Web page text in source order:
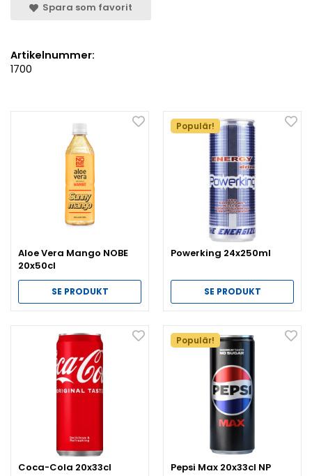
Spara som favorit
Artikelnummer:
1700
Aloe Vera Mango NOBE
20x50cl
SE PRODUKT
Populär!
Powerking 24x250ml
SE PRODUKT
Coca-Cola 20x33cl
Populär!
Pepsi Max 20x33cl NP